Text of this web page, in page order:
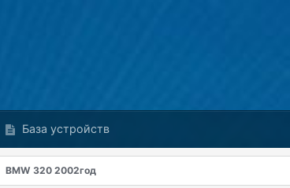
База устройств
BMW 320 2002год